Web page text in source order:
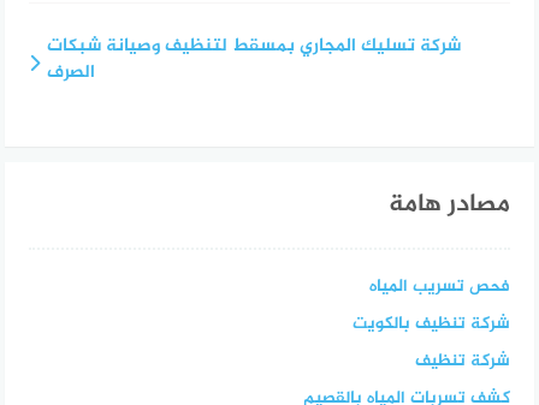
شركة تسليك المجاري بمسقط لتنظيف وصيانة شبكات
الصرف
مصادر هامة
فحص تسريب المياه
شركة تنظيف بالكويت
شركة تنظيف
كشف تسربات المياه بالقصيم